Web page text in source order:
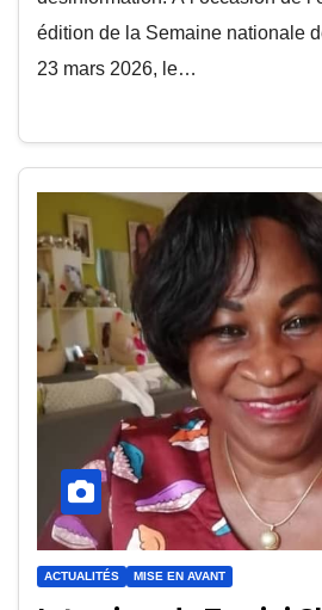
édition de la Semaine nationale
23 mars 2026, le…
ACTUALITÉS MISE EN AVANT